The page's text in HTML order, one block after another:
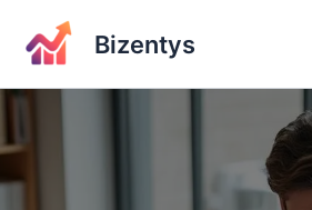
contenu
Bizentys